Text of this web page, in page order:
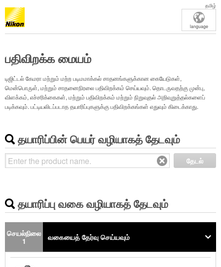
தமிழ்
language
பதிவிறக்க மையம்
டிஜிட்டல் கேமரா மற்றும் மற்ற படிமமாக்கல் சாதனங்களுக்கான கையேடுகள்,
மென்பொருள், மற்றும் சாதனைநிரலை பதிவிறக்கம் செய்யவும். தொடருவதற்கு முன்பு,
விளக்கம், எச்சரிக்கைகள், மற்றும் பதிவிறக்கம் மற்றும் நிறுவுதல் அறிவுறுத்தல்களைப்
படிக்கவும். பட்டியலிடப்படாத தயாரிப்புகளுக்கு பதிவிறக்கங்கள் எதுவும் கிடைக்காது.
தயாரிப்பின் பெயர் வழியாகத் தேடவும்
தேடல்
தயாரிப்பு வகை வழியாகத் தேடவும்
செயல்நிலை
1
வகையைத் தேர்வு செய்யவும்